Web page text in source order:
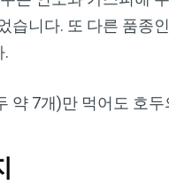
습니다. 또 다른 품종
.
약 7개)만 먹어도 호